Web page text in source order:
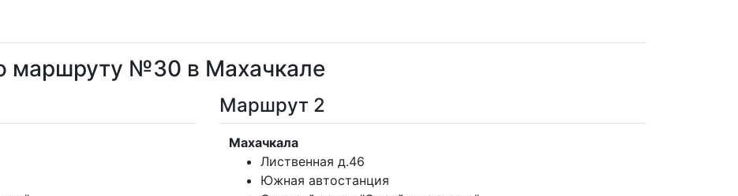
маршруту №30 в Махачкале
Маршрут 2
Махачкала
Лиственная д.46
Южная автостанция